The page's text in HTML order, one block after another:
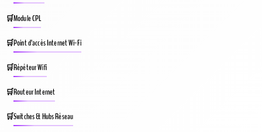
Module CPL
Point d’accès Internet Wi-Fi
Répéteur Wifi
Routeur Internet
Switches & Hubs Réseau